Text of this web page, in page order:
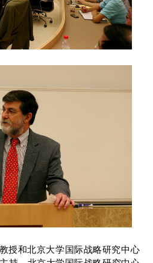
授和北京大学国际战略研究中心